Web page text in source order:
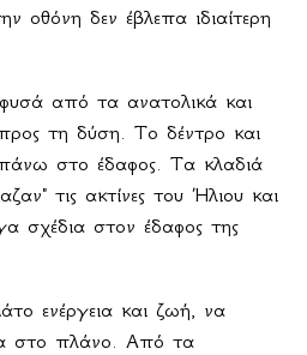
οθόνη δεν έβλεπα ιδιαίτερη
από τα ανατολικά και
τη δύση. Το δέντρο και
στο έδαφος. Τα κλαδιά
τις ακτίνες του Ήλιου και
σχέδια στον έδαφος της
ενέργεια και ζωή, να
στο πλάνο. Από τα